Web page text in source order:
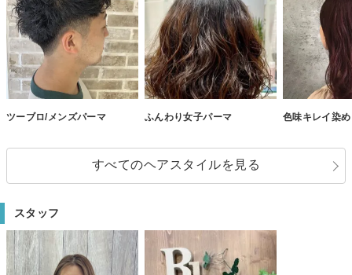
ツーブロ/メンズパーマ ふんわり女子パーマ 色味キレイ染め
すべてのヘアスタイルを見る
スタッフ